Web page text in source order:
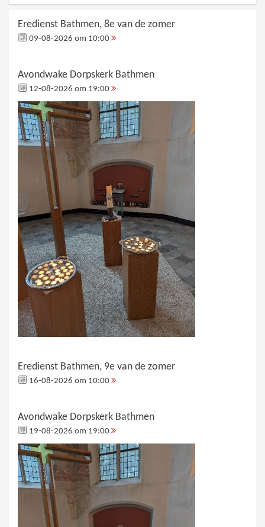
Eredienst Bathmen, 8e van de zomer
09-08-2026 om 10:00
Avondwake Dorpskerk Bathmen
12-08-2026 om 19:00
Eredienst Bathmen, 9e van de zomer
16-08-2026 om 10:00
Avondwake Dorpskerk Bathmen
19-08-2026 om 19:00